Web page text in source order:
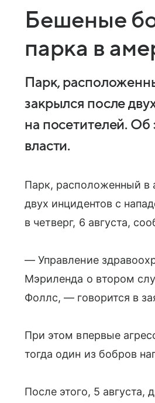
Бешеные
парка в
Парк,
закрылся после
на посетителей. Об
власти.
Парк, расположенный в
двух инцидентов с
в четверг, 6 августа,
— Управление
Мэриленда о втором
Фоллс, — говорится в
При этом впервые
тогда один из бобров
После этого, 5 августа,